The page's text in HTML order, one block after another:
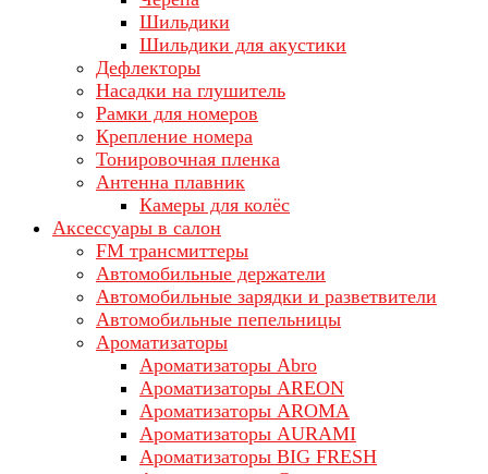
Шильдики
Шильдики для акустики
Дефлекторы
Насадки на глушитель
Рамки для номеров
Крепление номера
Тонировочная пленка
Антенна плавник
Камеры для колёс
Аксессуары в салон
FM трансмиттеры
Автомобильные держатели
Автомобильные зарядки и разветвители
Автомобильные пепельницы
Ароматизаторы
Ароматизаторы Abro
Ароматизаторы AREON
Ароматизаторы AROMA
Ароматизаторы AURAMI
Ароматизаторы BIG FRESH